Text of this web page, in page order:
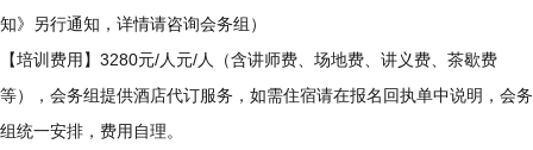
知》另行通知，详情请咨询会务组）
【培训费用】3280元/人元/人（含讲师费、场地费、讲义费、茶歇费
等），会务组提供酒店代订服务，如需住宿请在报名回执单中说明，会务
组统一安排，费用自理。